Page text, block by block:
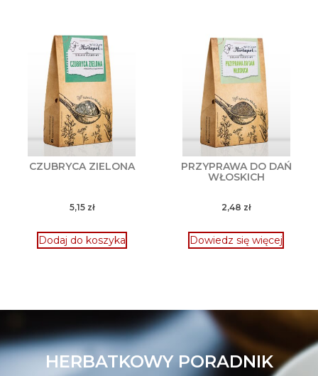
CZUBRYCA ZIELONA
5,15 zł
Dodaj do koszyka
PRZYPRAWA DO DAŃ
WŁOSKICH
2,48 zł
Dowiedz się więcej
HERBATKOWY PORADNIK